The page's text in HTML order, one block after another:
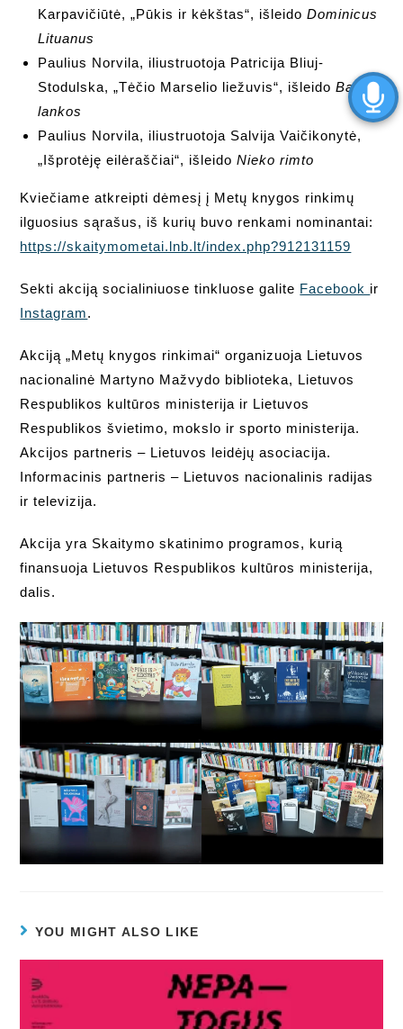
Karpavičiūtė, „Pūkis ir kėkštas“, išleidoDominicus
Lituanus
Paulius Norvila, iliustruotoja Patricija Bliuj-
Stodulska, „Tėčio Marselio liežuvis“, išleidoBaltos
lankos
Paulius Norvila, iliustruotoja Salvija Vaičikonytė,
„Išprotėję eilėraščiai“, išleidoNieko rimto
Kviečiame atkreipti dėmesį į Metų knygos rinkimų
ilguosius sąrašus, iš kurių buvo renkami nominantai:
https://skaitymometai.lnb.lt/index.php?912131159
Sekti akciją socialiniuose tinkluose galite Facebook ir
Instagram.
Akciją „Metų knygos rinkimai“ organizuoja Lietuvos
nacionalinė Martyno Mažvydo biblioteka, Lietuvos
Respublikos kultūros ministerija ir Lietuvos
Respublikos švietimo, mokslo ir sporto ministerija.
Akcijos partneris – Lietuvos leidėjų asociacija.
Informacinis partneris – Lietuvos nacionalinis radijas
ir televizija.
Akcija yra Skaitymo skatinimo programos, kurią
finansuoja Lietuvos Respublikos kultūros ministerija,
dalis.
YOU MIGHT ALSO LIKE